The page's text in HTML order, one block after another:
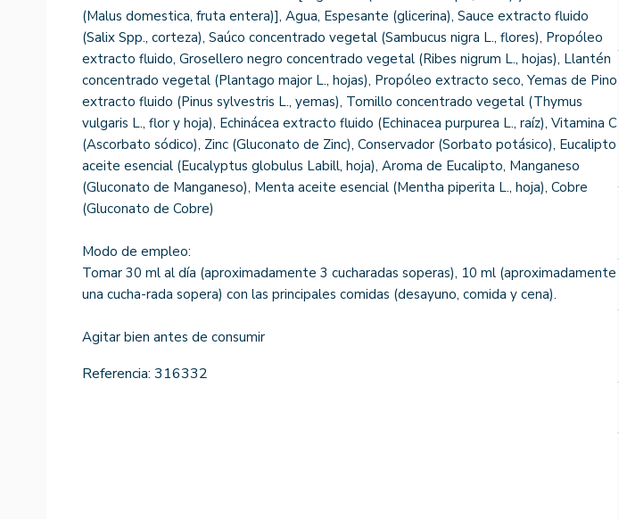
(Malus domestica, fruta entera)], Agua, Espesante (glicerina), Sauce extracto fluido
(Salix Spp., corteza), Saúco concentrado vegetal (Sambucus nigra L., flores), Propóleo
extracto fluido, Grosellero negro concentrado vegetal (Ribes nigrum L., hojas), Llantén
concentrado vegetal (Plantago major L., hojas), Propóleo extracto seco, Yemas de Pino
extracto fluido (Pinus sylvestris L., yemas), Tomillo concentrado vegetal (Thymus
vulgaris L., flor y hoja), Echinácea extracto fluido (Echinacea purpurea L., raíz), Vitamina C
(Ascorbato sódico), Zinc (Gluconato de Zinc), Conservador (Sorbato potásico), Eucalipto
aceite esencial (Eucalyptus globulus Labill, hoja), Aroma de Eucalipto, Manganeso
(Gluconato de Manganeso), Menta aceite esencial (Mentha piperita L., hoja), Cobre
(Gluconato de Cobre)
Modo de empleo:
Tomar 30 ml al día (aproximadamente 3 cucharadas soperas), 10 ml (aproximadamente
una cucha-rada sopera) con las principales comidas (desayuno, comida y cena).
Agitar bien antes de consumir
Referencia: 316332